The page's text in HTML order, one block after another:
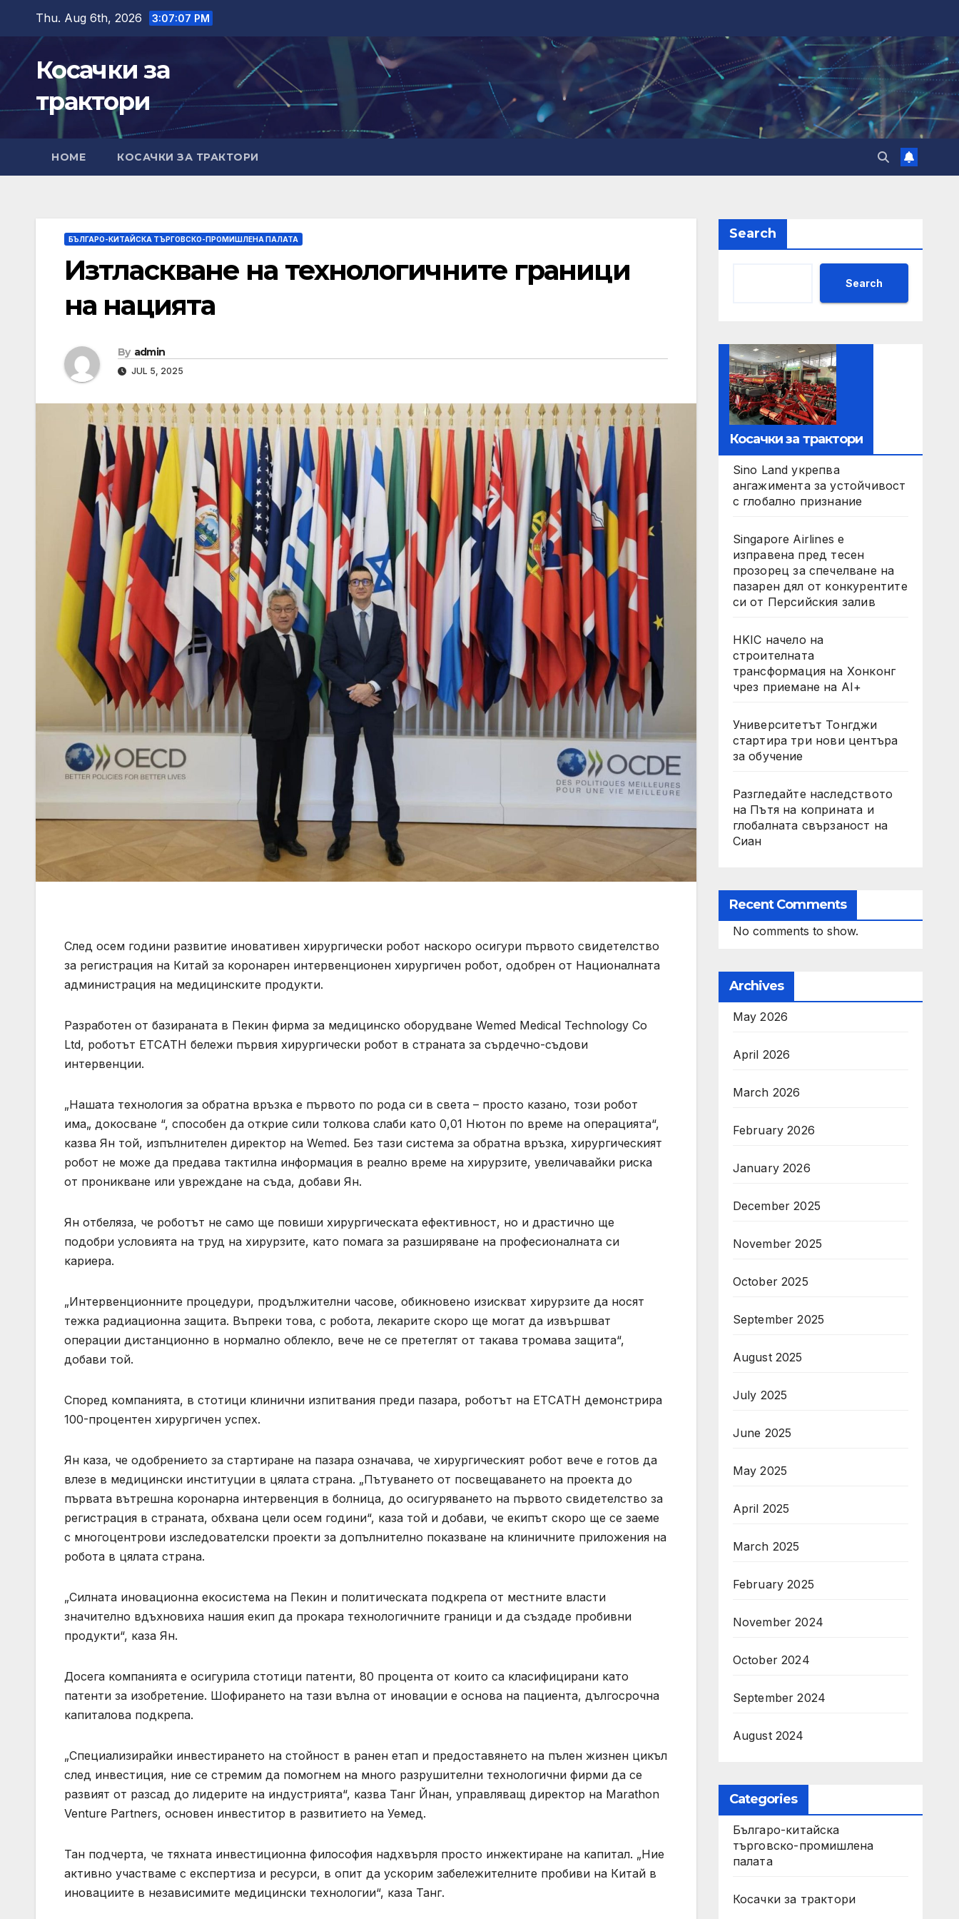
content
Thu. Aug 6th, 2026 3:07:09 PM
Косачки за
трактори
HOME КОСАЧКИ ЗА ТРАКТОРИ
БЪЛГАРО-КИТАЙСКА ТЪРГОВСКО-ПРОМИШЛЕНА ПАЛАТА
Изтласкване на технологичните граници
на нацията
By admin
JUL 5, 2025
След осем години развитие иновативен хирургически робот наскоро осигури първото свидетелство
за регистрация на Китай за коронарен интервенционен хирургичен робот, одобрен от Националната
администрация на медицинските продукти.
Разработен от базираната в Пекин фирма за медицинско оборудване Wemed Medical Technology Co
Ltd, роботът ETCATH бележи първия хирургически робот в страната за сърдечно-съдови
интервенции.
„Нашата технология за обратна връзка е първото по рода си в света – просто казано, този робот
има„ докосване “, способен да открие сили толкова слаби като 0,01 Нютон по време на операцията“,
казва Ян той, изпълнителен директор на Wemed. Без тази система за обратна връзка, хирургическият
робот не може да предава тактилна информация в реално време на хирурзите, увеличавайки риска
от проникване или увреждане на съда, добави Ян.
Ян отбеляза, че роботът не само ще повиши хирургическата ефективност, но и драстично ще
подобри условията на труд на хирурзите, като помага за разширяване на професионалната си
кариера.
„Интервенционните процедури, продължителни часове, обикновено изискват хирурзите да носят
тежка радиационна защита. Въпреки това, с робота, лекарите скоро ще могат да извършват
операции дистанционно в нормално облекло, вече не се претеглят от такава тромава защита“,
добави той.
Според компанията, в стотици клинични изпитвания преди пазара, роботът на ETCATH демонстрира
100-процентен хирургичен успех.
Ян каза, че одобрението за стартиране на пазара означава, че хирургическият робот вече е готов да
влезе в медицински институции в цялата страна. „Пътуването от посвещаването на проекта до
първата вътрешна коронарна интервенция в болница, до осигуряването на първото свидетелство за
регистрация в страната, обхвана цели осем години“, каза той и добави, че екипът скоро ще се заеме
с многоцентрови изследователски проекти за допълнително показване на клиничните приложения на
робота в цялата страна.
„Силната иновационна екосистема на Пекин и политическата подкрепа от местните власти
значително вдъхновиха нашия екип да прокара технологичните граници и да създаде пробивни
продукти“, каза Ян.
Досега компанията е осигурила стотици патенти, 80 процента от които са класифицирани като
патенти за изобретение. Шофирането на тази вълна от иновации е основа на пациента, дългосрочна
капиталова подкрепа.
„Специализирайки инвестирането на стойност в ранен етап и предоставянето на пълен жизнен цикъл
след инвестиция, ние се стремим да помогнем на много разрушителни технологични фирми да се
развият от разсад до лидерите на индустрията“, казва Танг Йнан, управляващ директор на Marathon
Venture Partners, основен инвеститор в развитието на Уемед.
Тан подчерта, че тяхната инвестиционна философия надхвърля просто инжектиране на капитал. „Ние
активно участваме с експертиза и ресурси, в опит да ускорим забележителните пробиви на Китай в
иновациите в независимите медицински технологии“, каза Танг.
Search
Search
Косачки за трактори
Sino Land укрепва
ангажимента за устойчивост
с глобално признание
Singapore Airlines е
изправена пред тесен
прозорец за спечелване на
пазарен дял от конкурентите
си от Персийския залив
HKIC начело на
строителната
трансформация на Хонконг
чрез приемане на AI+
Университетът Тонгджи
стартира три нови центъра
за обучение
Разгледайте наследството
на Пътя на коприната и
глобалната свързаност на
Сиан
Recent Comments
No comments to show.
Archives
May 2026
April 2026
March 2026
February 2026
January 2026
December 2025
November 2025
October 2025
September 2025
August 2025
July 2025
June 2025
May 2025
April 2025
March 2025
February 2025
November 2024
October 2024
September 2024
August 2024
Categories
Българо-китайска
търговско-промишлена
палата
Косачки за трактори